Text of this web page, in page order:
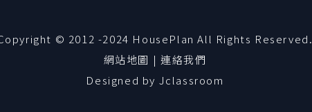
© 2012 -2024 HousePlan All Rights Reserved.
網站地圖 | 連絡我們
Designed by Jclassroom